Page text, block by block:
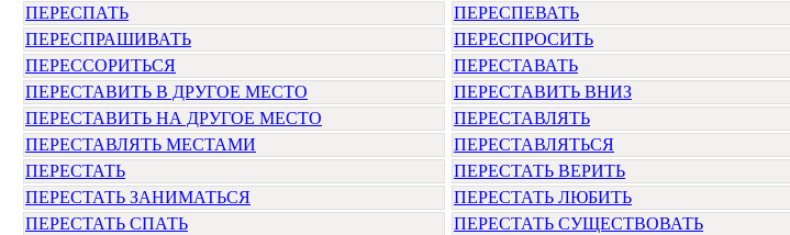
ПЕРЕСПАТЬ
ПЕРЕСПЕВАТЬ
ПЕРЕСПРАШИВАТЬ
ПЕРЕСПРОСИТЬ
ПЕРЕССОРИТЬСЯ
ПЕРЕСТАВАТЬ
ПЕРЕСТАВИТЬ В ДРУГОЕ МЕСТО
ПЕРЕСТАВИТЬ ВНИЗ
ПЕРЕСТАВИТЬ НА ДРУГОЕ МЕСТО
ПЕРЕСТАВЛЯТЬ
ПЕРЕСТАВЛЯТЬ МЕСТАМИ
ПЕРЕСТАВЛЯТЬСЯ
ПЕРЕСТАТЬ
ПЕРЕСТАТЬ ВЕРИТЬ
ПЕРЕСТАТЬ ЗАНИМАТЬСЯ
ПЕРЕСТАТЬ ЛЮБИТЬ
ПЕРЕСТАТЬ СПАТЬ
ПЕРЕСТАТЬ СУЩЕСТВОВАТЬ